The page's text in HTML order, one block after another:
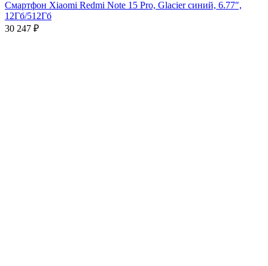
Смартфон Xiaomi Redmi Note 15 Pro, Glacier синий, 6.77″,
12Гб/512Гб
30 247 ₽